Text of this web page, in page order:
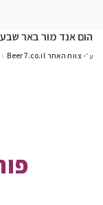
הום אנד מור באר שבע
ע״י צוות האתר Beer7.co.il